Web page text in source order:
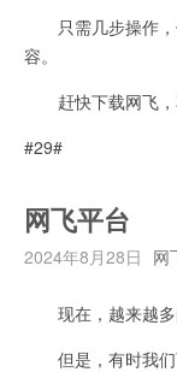
只需几步操作，
容。
赶快下载网飞，
#29#
网飞平台
2024年8月28日 网
现在，越来越多
但是，有时我们